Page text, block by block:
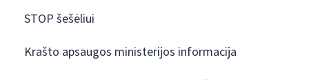
STOP šešėliui
Krašto apsaugos ministerijos informacija